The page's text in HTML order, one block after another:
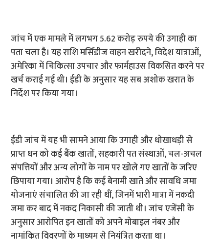
जांच में एक मामले में लगभग 5.62 करोड़ रुपये की उगाही का
पता चला है। यह राशि मर्सिडीज वाहन खरीदने, विदेश यात्राओं,
अमेरिका में चिकित्सा उपचार और फार्महाउस विकसित करने पर
खर्च कराई गई थी। ईडी के अनुसार यह सब अशोक खरात के
निर्देश पर किया गया।
ईडी जांच में यह भी सामने आया कि उगाही और धोखाधड़ी से
प्राप्त धन को कई बैंक खातों, सहकारी पत संस्थाओं, चल-अचल
संपत्तियों और अन्य लोगों के नाम पर खोले गए खातों के जरिए
छिपाया गया। आरोप है कि कई बेनामी खाते और सावधि जमा
योजनाएं संचालित की जा रही थीं, जिनमें भारी मात्रा में नकदी
जमा कर बाद में नकद निकासी की जाती थी। जांच एजेंसी के
अनुसार आरोपित इन खातों को अपने मोबाइल नंबर और
नामांकित विवरणों के माध्यम से नियंत्रित करता था।